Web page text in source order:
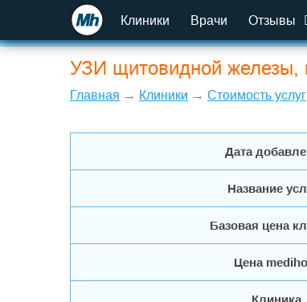
Клиники Врачи Отзывы
УЗИ щитовидной железы,
Главная → Клиники → Стоимость услуг
Дата
Название
Базовая цена
Цена
Клиника